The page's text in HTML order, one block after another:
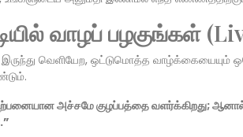
வாழப் பழகுங்கள்
வெளியேற, ஒட்டுமொத்த வாழ்க்கையையும்
அச்சமே குழப்பத்தை வளர்க்கிறது;